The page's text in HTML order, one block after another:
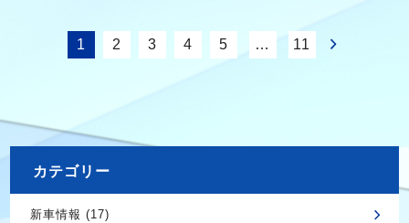
1 2 3 4 5 … 11
カテゴリー
新車情報 (17)